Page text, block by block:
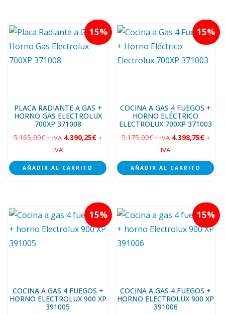
15
PLACA RADIANTE A GAS +
HORNO GAS ELECTROLUX
700XP 371008
5.165,00€ + IVA 4.390,25€ +
IVA
AÑADIR AL CARRITO
15
COCINA A GAS 4 FUEGOS +
HORNO ELÉCTRICO
ELECTROLUX 700XP 371003
5.175,00€ + IVA 4.398,75€ +
IVA
AÑADIR AL CARRITO
15
COCINA A GAS 4 FUEGOS +
HORNO ELECTROLUX 900 XP
391005
15
COCINA A GAS 4 FUEGOS +
HORNO ELECTROLUX 900 XP
391006